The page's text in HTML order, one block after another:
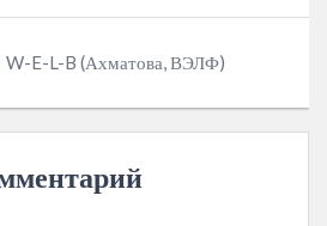
W-E-L-B (Ахматова, ВЭЛФ)